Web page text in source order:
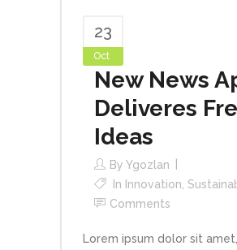
23
Oct
New News
Deliveres
Ideas
By Ygozlan
In Innovation
Comments
Lorem ipsum dolor sit amet,